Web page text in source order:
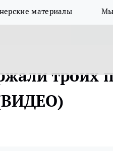
материалы Мы
троих